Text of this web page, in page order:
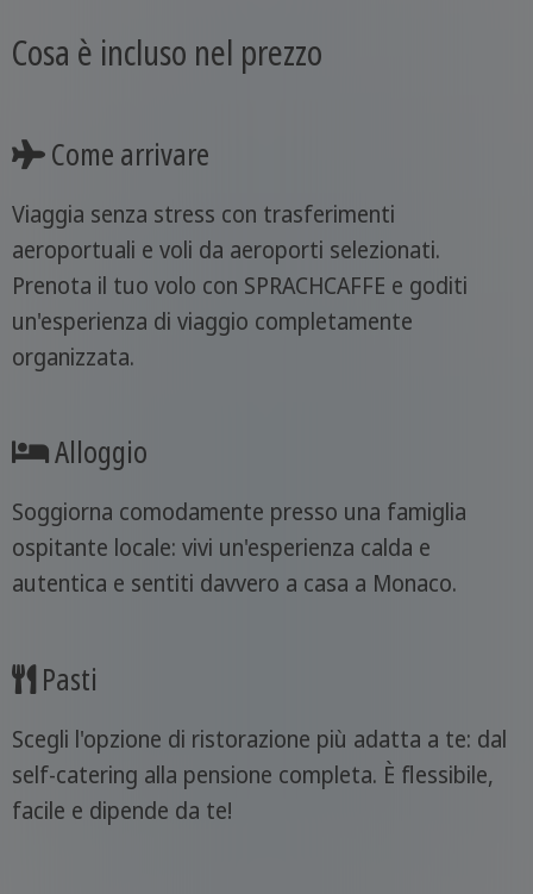
Cosa è incluso nel prezzo
Come arrivare
Viaggia senza stress con trasferimenti
aeroportuali e voli da aeroporti selezionati.
Prenota il tuo volo con SPRACHCAFFE e goditi
un'esperienza di viaggio completamente
organizzata.
Alloggio
Soggiorna comodamente presso una famiglia
ospitante locale: vivi un'esperienza calda e
autentica e sentiti davvero a casa a Monaco.
Pasti
Scegli l'opzione di ristorazione più adatta a te: dal
self-catering alla pensione completa. È flessibile,
facile e dipende da te!